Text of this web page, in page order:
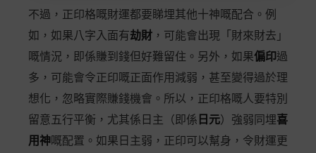
不過，正印格嘅財運都要睇埋其他十神嘅配合。例
如，如果八字入面有劫財 ，可能會出現「財來財去」
嘅情況，即係賺到錢但好難留住。另外，如果偏印過
多，可能會令正印嘅正面作用減弱，甚至變得過於理
想化，忽略實際賺錢機會。所以，正印格嘅人要特別
留意五行平衡，尤其係日主（即係 日元）強弱同埋喜
用神嘅配置。如果日主弱，正印可以幫身，令財運更